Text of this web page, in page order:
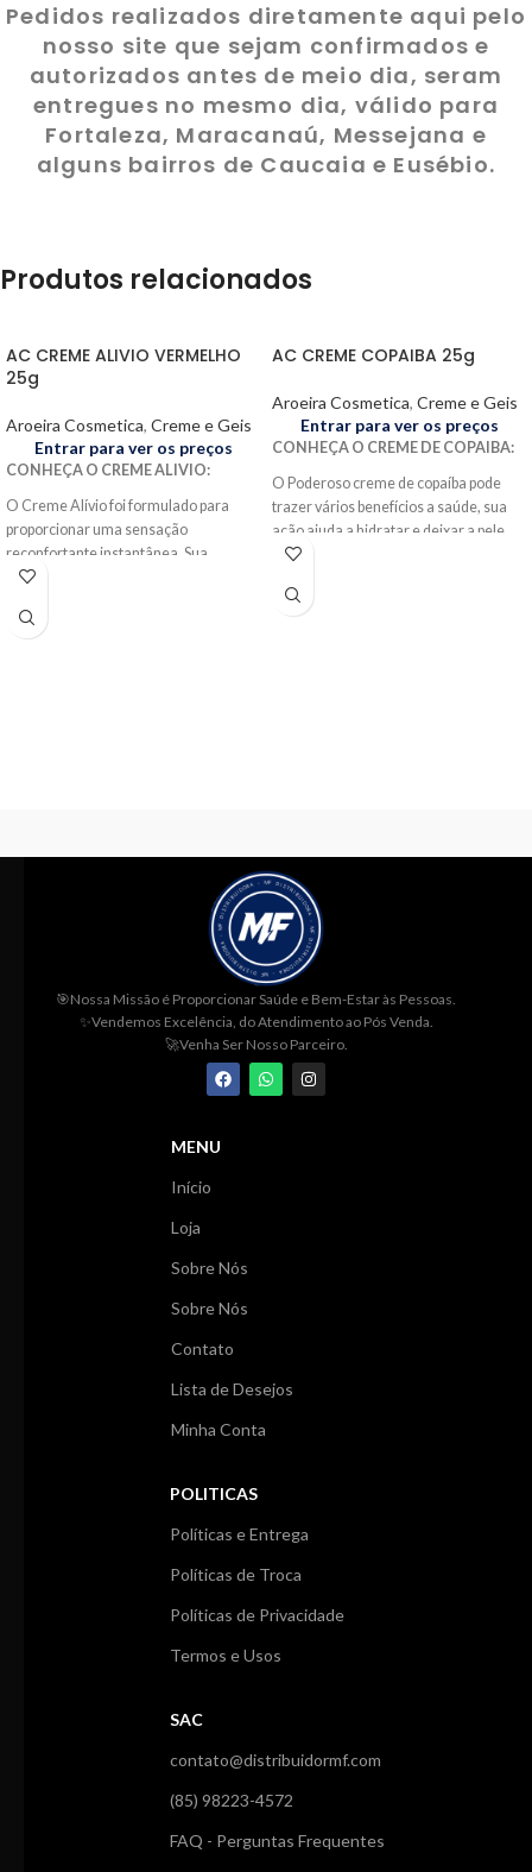
Pedidos realizados diretamente aqui pelo
nosso site que sejam confirmados e
autorizados antes de meio dia, seram
entregues no mesmo dia, válido para
Fortaleza, Maracanaú, Messejana e
alguns bairros de Caucaia e Eusébio.
Produtos relacionados
AC CREME ALIVIO VERMELHO
25g
Aroeira Cosmetica, Creme e Geis
Entrar para ver os preços
CONHEÇA O CREME ALIVIO:
O Creme Alívio foi formulado para
proporcionar uma sensação
reconfortante instantânea. Sua
composição foi desenvolvida com
selecionados, este creme é a resposta
INGREDIENTES:Petrolato Líquido,
AC CREME COPAIBA 25g
Aroeira Cosmetica, Creme e Geis
Entrar para ver os preços
CONHEÇA O CREME DE COPAIBA:
O Poderoso creme de copaíba pode
trazer vários benefícios a saúde, sua
ação ajuda a hidratar e deixar a pele
macia. Também favorece a
da pele. Sua ação anti-inflamatória
🎯Nossa Missão é Proporcionar Saúde e Bem-Estar às Pessoas.
✨Vendemos Excelência, do Atendimento ao Pós Venda.
🚀Venha Ser Nosso Parceiro.
MENU
Início
Loja
Sobre Nós
Sobre Nós
Contato
Lista de Desejos
Minha Conta
POLITICAS
Políticas e Entrega
Políticas de Troca
Políticas de Privacidade
Termos e Usos
SAC
contato@distribuidormf.com
(85) 98223-4572
FAQ - Perguntas Frequentes